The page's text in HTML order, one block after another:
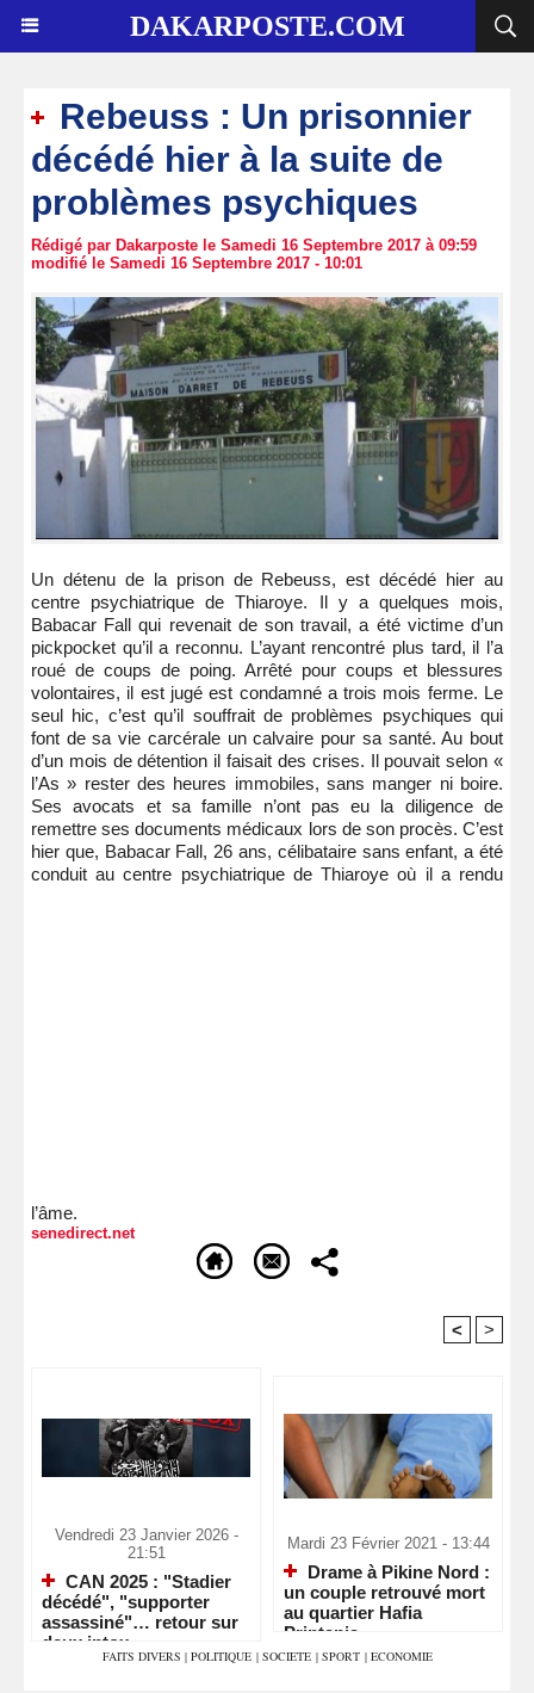
DAKARPOSTE.COM
Rebeuss : Un prisonnier
décédé hier à la suite de
problèmes psychiques
Rédigé par Dakarposte le Samedi 16 Septembre 2017 à 09:59
modifié le Samedi 16 Septembre 2017 - 10:01
Un détenu de la prison de Rebeuss, est décédé hier au
centre psychiatrique de Thiaroye. Il y a quelques mois,
Babacar Fall qui revenait de son travail, a été victime d’un
pickpocket qu’il a reconnu. L’ayant rencontré plus tard, il l’a
roué de coups de poing. Arrêté pour coups et blessures
volontaires, il est jugé est condamné a trois mois ferme. Le
seul hic, c’est qu’il souffrait de problèmes psychiques qui
font de sa vie carcérale un calvaire pour sa santé. Au bout
d’un mois de détention il faisait des crises. Il pouvait selon «
l’As » rester des heures immobiles, sans manger ni boire.
Ses avocats et sa famille n’ont pas eu la diligence de
remettre ses documents médicaux lors de son procès. C’est
hier que, Babacar Fall, 26 ans, célibataire sans enfant, a été
conduit au centre psychiatrique de Thiaroye où il a rendu
l’âme.
senedirect.net
< >
Vendredi 23 Janvier 2026 -
21:51
CAN 2025 : "Stadier
décédé", "supporter
assassiné"… retour sur
deux intox
Mardi 23 Février 2021 - 13:44
Drame à Pikine Nord :
un couple retrouvé mort
au quartier Hafia
Printania
FAITS DIVERS | POLITIQUE | SOCIETE | SPORT | ECONOMIE